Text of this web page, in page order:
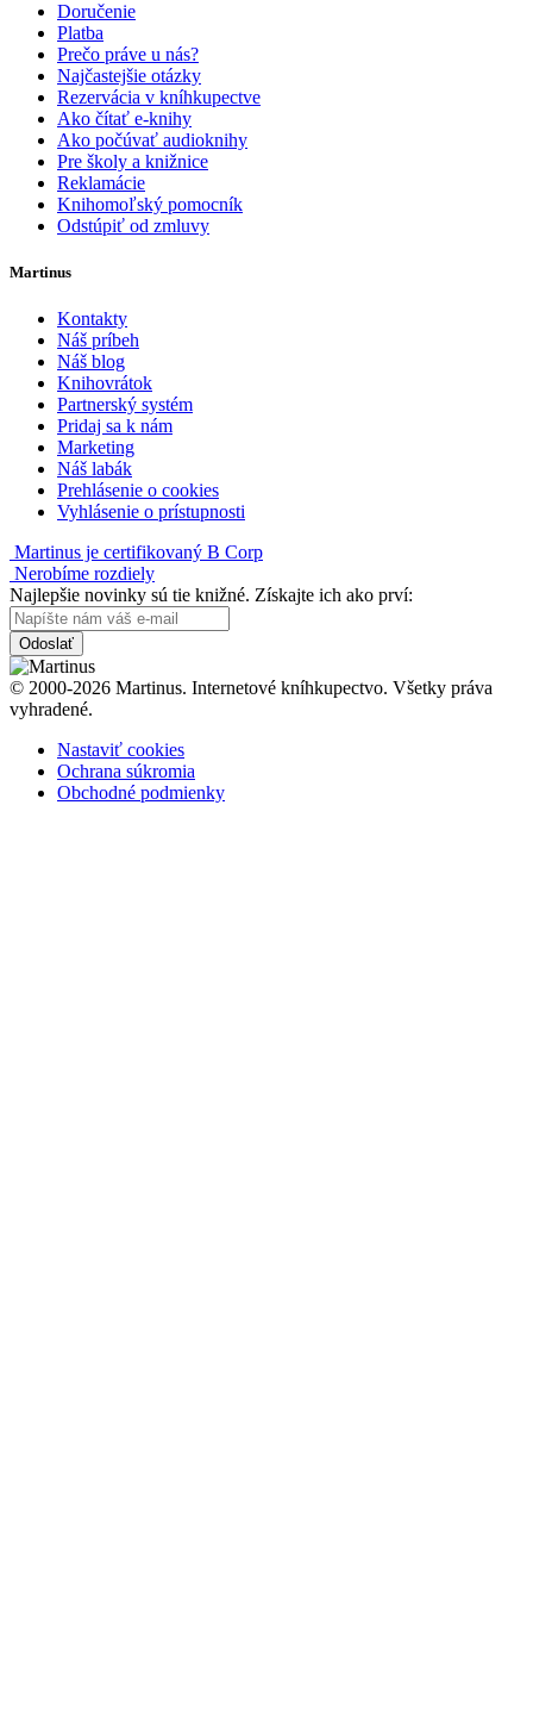
Doručenie
Platba
Prečo práve u nás?
Najčastejšie otázky
Rezervácia v kníhkupectve
Ako čítať e-knihy
Ako počúvať audioknihy
Pre školy a knižnice
Reklamácie
Knihomoľský pomocník
Odstúpiť od zmluvy
Martinus
Kontakty
Náš príbeh
Náš blog
Knihovrátok
Partnerský systém
Pridaj sa k nám
Marketing
Náš labák
Prehlásenie o cookies
Vyhlásenie o prístupnosti
Martinus je certifikovaný B Corp
Nerobíme rozdiely
Najlepšie novinky sú tie knižné. Získajte ich ako prví:
Odoslať
© 2000-2026 Martinus. Internetové kníhkupectvo. Všetky práva
vyhradené.
Nastaviť cookies
Ochrana súkromia
Obchodné podmienky